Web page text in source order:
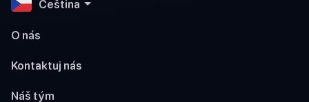
Čeština
O nás
Kontaktuj nás
Náš tým